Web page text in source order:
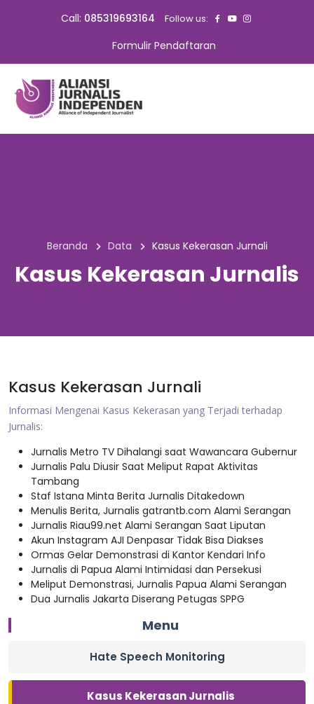
Call: 085319693164 Follow us:
Formulir Pendaftaran
Beranda Data Kasus Kekerasan Jurnali
Kasus Kekerasan Jurnalis
Kasus Kekerasan Jurnali
Informasi Mengenai Kasus Kekerasan yang Terjadi terhadap
Jurnalis:
Jurnalis Metro TV Dihalangi saat Wawancara Gubernur
Jurnalis Palu Diusir Saat Meliput Rapat Aktivitas
Tambang
Staf Istana Minta Berita Jurnalis Ditakedown
Menulis Berita, Jurnalis gatrantb.com Alami Serangan
Jurnalis Riau99.net Alami Serangan Saat Liputan
Akun Instagram AJI Denpasar Tidak Bisa Diakses
Ormas Gelar Demonstrasi di Kantor Kendari Info
Jurnalis di Papua Alami Intimidasi dan Persekusi
Meliput Demonstrasi, Jurnalis Papua Alami Serangan
Dua Jurnalis Jakarta Diserang Petugas SPPG
Menu
Hate Speech Monitoring
Kasus Kekerasan Jurnalis